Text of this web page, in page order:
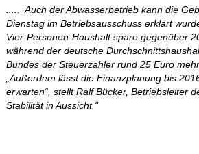
..... Auch der Abwasserbetrieb kann die
Dienstag im Betriebsausschuss erklärt
Vier-Personen-Haushalt spare gegenüber
während der deutsche
Bundes der Steuerzahler rund 25 Euro
„Außerdem lässt die Finanzplanung bis
erwarten“, stellt Ralf Bücker, Betriebsleiter
Stabilität in Aussicht."